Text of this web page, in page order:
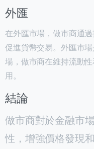
外匯
在外匯市場，做市商通
促進貨幣交易。外匯市
場，做市商在維持流動
用。
結論
做市商對於金融市
性，增強價格發現